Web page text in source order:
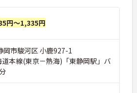
円～1,335円
岡市駿河区 小鹿927-1
道本線(東京－熱海)「東静岡駅」バ